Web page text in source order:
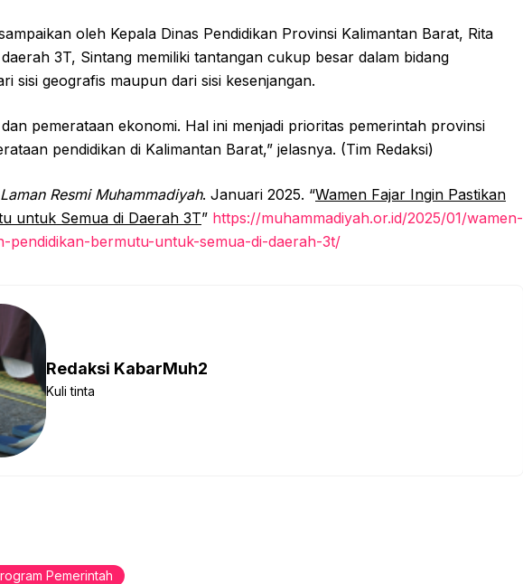
oleh Kepala Dinas Pendidikan Provinsi Kalimantan Barat, Rita
3T, Sintang memiliki tantangan cukup besar dalam bidang
sisi geografis maupun dari sisi kesenjangan.
dan pemerataan ekonomi. Hal ini menjadi prioritas pemerintah provinsi
pendidikan di Kalimantan Barat,” jelasnya. (Tim Redaksi)
Laman Resmi Muhammadiyah. Januari 2025. “Wamen Fajar Ingin Pastikan
untuk Semua di Daerah 3T” https://muhammadiyah.or.id/2025/01/wamen-
pendidikan-bermutu-untuk-semua-di-daerah-3t/
Redaksi KabarMuh2
Kuli tinta
Pemerintah